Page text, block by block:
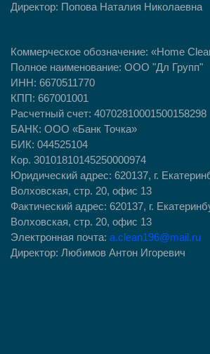
Директор: Попова Наталия Николаевна
Коммерческое обозначение: «Home
Полное наименование: ООО "Дл Групп"
ИНН: 6670511770
КПП: 667001001
Расчетный счет: 40702810001500158298
БАНК: ООО «Банк Точка»
БИК: 044525104
Кор. 30101810145250000974
Юридический адрес: ​620137, г.
Волховская, стр. 20, офис 13
Фактический адрес: 620137, г.
Волховская, стр. 20, офис 13
Электронная почта: a.clean196@mail.ru
Директор: Любимов Антон Игоревич